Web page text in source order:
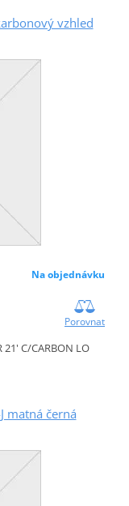
vzhled
Na objednávku
Porovnat
21' C/CARBON LO
matná černá